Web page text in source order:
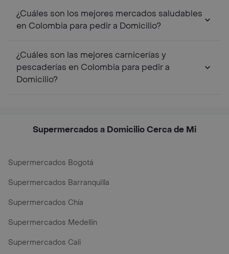
¿Cuáles son los mejores mercados saludables
en Colombia para pedir a Domicilio?
¿Cuáles son las mejores carnicerías y
pescaderías en Colombia para pedir a
Domicilio?
Supermercados a Domicilio Cerca de Mi
Supermercados Bogotá
Supermercados Barranquilla
Supermercados Chía
Supermercados Medellín
Supermercados Cali